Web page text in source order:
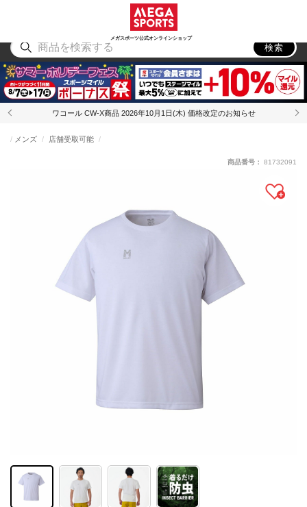
メガスポーツ公式オンラインショップ
アウトドア
検索
ワコール CW-X商品 2026年10月1日(木) 価格改定のお知らせ
メンズ 店舗受取可能
商品番号： 81732091